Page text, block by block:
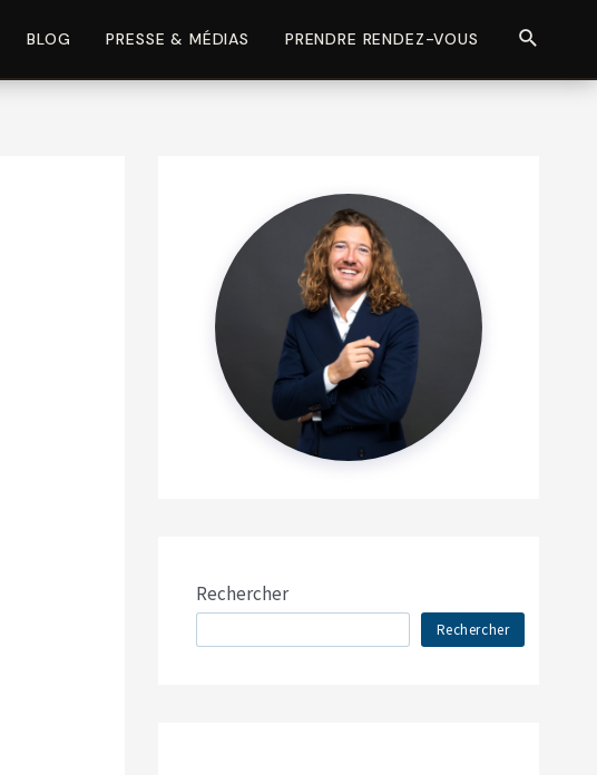
BLOG PRESSE & MÉDIAS PRENDRE RENDEZ-VOUS
Rechercher
Rechercher